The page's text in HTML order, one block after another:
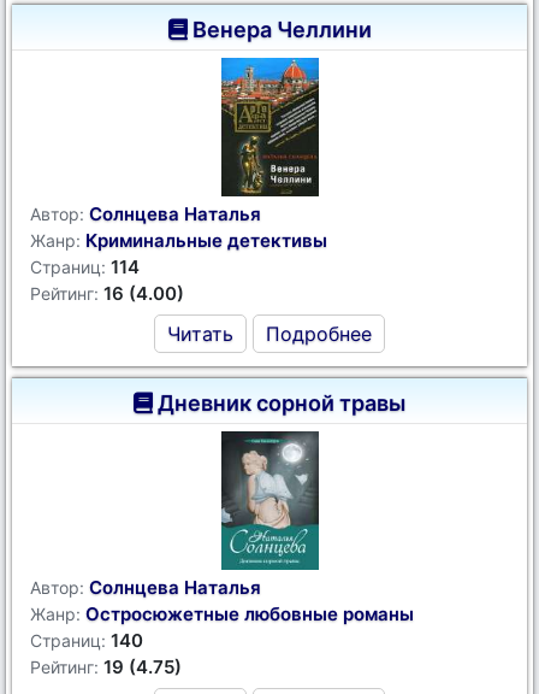
Венера Челлини
Автор: Солнцева Наталья
Жанр: Криминальные детективы
Страниц: 114
Рейтинг: 16 (4.00)
Читать Подробнее
Дневник сорной травы
Автор: Солнцева Наталья
Жанр: Остросюжетные любовные романы
Страниц: 140
Рейтинг: 19 (4.75)